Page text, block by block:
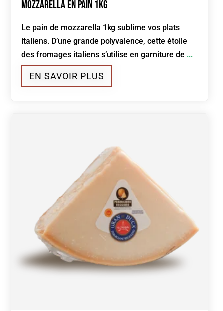
Mozzarella en pain 1kg
Le pain de mozzarella 1kg sublime vos plats
italiens. D’une grande polyvalence, cette étoile
des fromages italiens s’utilise en garniture de ...
EN SAVOIR PLUS